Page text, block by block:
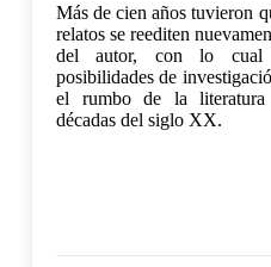
Más de cien años tuvieron
relatos se reediten
del autor, con lo cual
posibilidades de
el rumbo de la literatura
décadas del siglo XX.